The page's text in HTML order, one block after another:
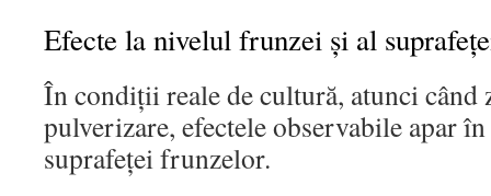
Efecte la nivelul frunzei și al
În condiții reale de cultură, atunci când
pulverizare, efectele observabile apar
suprafeței frunzelor.